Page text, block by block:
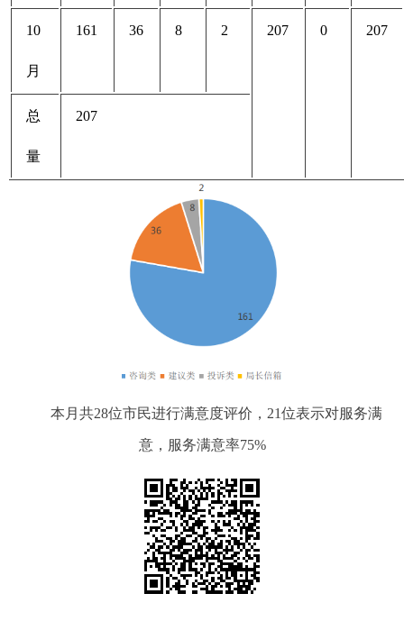
10
月
161 36 8 2 207 0 207
总
量
207
本月共28位市民进行满意度评价，21位表示对服务满
意，服务满意率75%